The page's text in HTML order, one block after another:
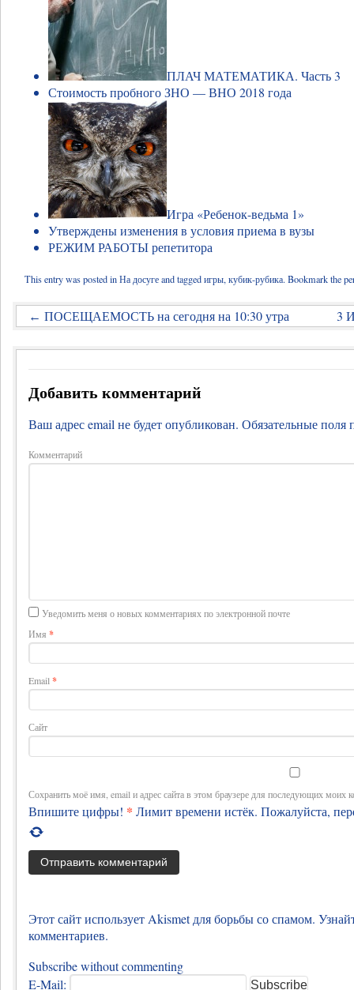
ПЛАЧ МАТЕМАТИКА. Часть 3
Стоимость пробного ЗНО — ВНО 2018 года
Игра «Ребенок-ведьма 1»
Утверждены изменения в условия приема в вузы
РЕЖИМ РАБОТЫ репетитора
This entry was posted inНа досугеand taggedигры, кубик-рубика. Bookmark the
← ПОСЕЩАЕМОСТЬ на сегодня на 10:30 утра 3
Добавить комментарий
Ваш адрес email не будет опубликован. Обязательные
Комментарий
Уведомить меня о новых комментариях по электронной почте
Имя *
Email *
Сайт
Сохранить моё имя, email и адрес сайта в этом браузере для последующих моих
Впишите цифры! * Лимит времени истёк. Пожалуйста,
Этот сайт использует Akismet для борьбы со спамом.
комментариев.
Subscribe without commenting
E-Mail: